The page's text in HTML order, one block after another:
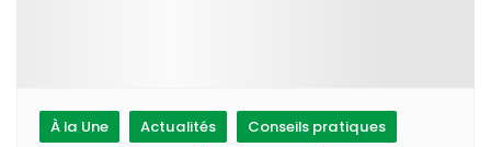
À la Une Actualités
Conseils pratiques